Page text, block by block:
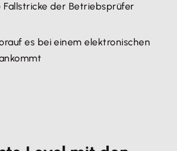
Fallstricke der Betriebsprüfer
es bei einem elektronischen